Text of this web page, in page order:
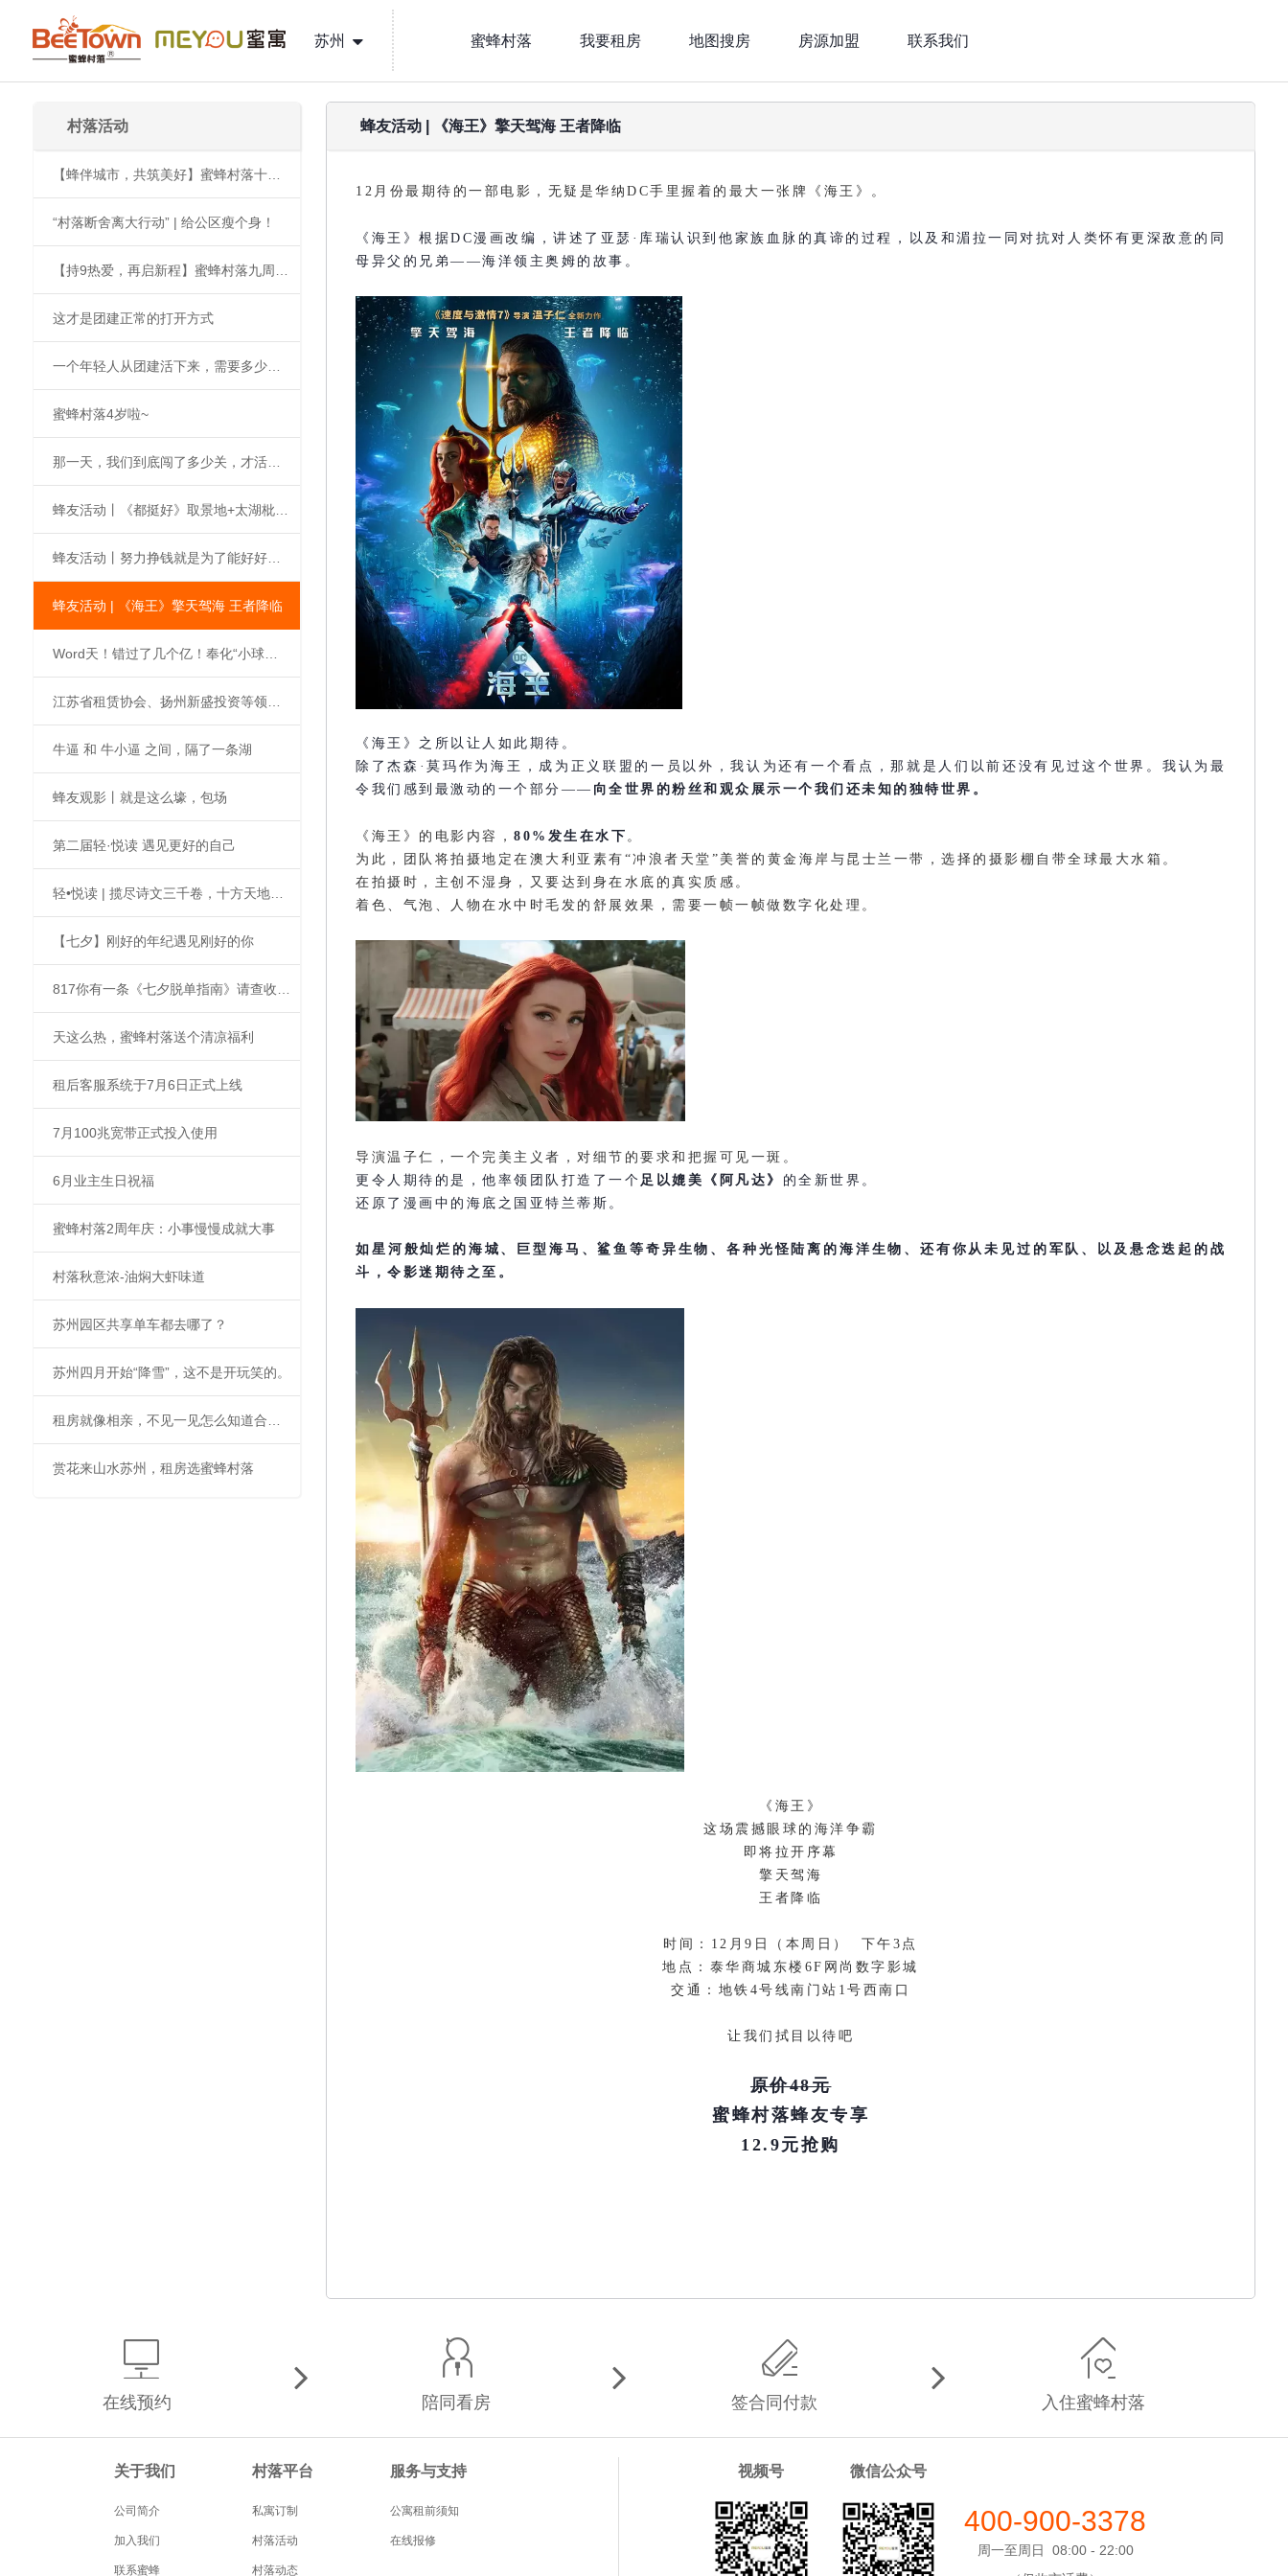
苏州 蜜蜂村落 我要租房 地图搜房 房源加盟 联系我们
村落活动
【蜂伴城市，共筑美好】蜜蜂村落十周年庆典全纪录！
“村落断舍离大行动” | 给公区瘦个身！
这才是团建正常的打开方式
一个年轻人从团建活下来，需要多少才能？
蜜蜂村落4岁啦~
那一天，我们到底闯了多少关，才活下来了？
蜂友活动丨《都挺好》取景地+太湖枇杷采摘
蜂友活动丨努力挣钱就是为了能好好玩，华谊电影世界，你打卡了吗？
蜂友活动 | 《海王》擎天驾海 王者降临
Word天！错过了几个亿！奉化“小球界”的盛宴！！！
牛逼 和 牛小逼 之间，隔了一条湖
蜂友观影丨就是这么壕，包场
第二届轻·悦读 遇见更好的自己
轻•悦读 | 揽尽诗文三千卷，十方天地暮色深
【七夕】刚好的年纪遇见刚好的你
天这么热，蜜蜂村落送个清凉福利
租后客服系统于7月6日正式上线
7月100兆宽带正式投入使用
6月业主生日祝福
蜜蜂村落2周年庆：小事慢慢成就大事
村落秋意浓-油焖大虾味道
苏州园区共享单车都去哪了？
苏州四月开始“降雪”，这不是开玩笑的。
赏花来山水苏州，租房选蜜蜂村落
蜂友活动 | 《海王》擎天驾海 王者降临
12月份最期待的一部电影，无疑是华纳DC手里握着的最大一张牌《海王》。
《海王》根据DC漫画改编，讲述了亚瑟·库瑞认识到他家族血脉的真谛的过程，以及和湄拉一同对抗对人类怀有更深敌意的同
母异父的兄弟——海洋领主奥姆的故事。
《海王》之所以让人如此期待。
除了杰森·莫玛作为海王，成为正义联盟的一员以外，我认为还有一个看点，那就是人们以前还没有见过这个世界。我认为最
令我们感到最激动的一个部分—— 向全世界的粉丝和观众展示一个我们还未知的独特世界。
《海王》的电影内容，80%发生在水下 。
为此，团队将拍摄地定在澳大利亚素有“冲浪者天堂”美誉的黄金海岸与昆士兰一带，选择的摄影棚自带全球最大水箱。
在拍摄时，主创不湿身，又要达到身在水底的真实质感。
着色、气泡、人物在水中时毛发的舒展效果，需要一帧一帧做数字化处理。
导演温子仁，一个完美主义者，对细节的要求和把握可见一斑。
更令人期待的是，他率领团队打造了一个 足以媲美《阿凡达》 的全新世界。
还原了漫画中的海底之国亚特兰蒂斯。
如星河般灿烂的海城、
巨型海马、鲨鱼等奇异生物、各种光怪陆离的海洋生物、还有你从未见过的军队、以及悬念迭起的战
斗，令影迷期待之至。
《海王》
这场震撼眼球的海洋争霸
即将拉开序幕
擎天驾海
王者降临
时间：12月9日（本周日） 下午3点
地点：泰华商城东楼6F网尚数字影城
交通：地铁4号线南门站1号西南口
让我们拭目以待吧
原价48元
蜜蜂村落蜂友专享
12.9元抢购
在线预约 陪同看房 签合同付款 入住蜜蜂村落
关于我们
公司简介
加入我们
联系蜜蜂
村落平台
私寓订制
村落活动
村落动态
服务与支持
公寓租前须知
在线报修
视频号 微信公众号
400-900-3378
周一至周日 08:00 - 22:00